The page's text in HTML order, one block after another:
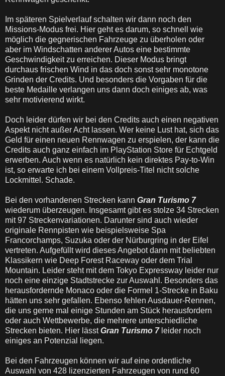
Im späteren Spielverlauf schalten wir dann noch den
Missions-Modus frei. Hier geht es darum, so schnell wie
möglich die gegnerischen Fahrzeuge zu überholen oder
aber im Windschatten anderer Autos eine bestimmte
Geschwindigkeit zu erreichen. Dieser Modus bringt
durchaus frischen Wind in das doch sonst sehr monotone
Grinden der Credits. Und besonders die Vorgaben für die
beste Medaille verlangen uns dann doch einiges ab, was
sehr motivierend wirkt.
Doch leider dürfen wir bei den Credits auch einen negativen
Aspekt nicht außer Acht lassen. Wer keine Lust hat, sich das
Geld für einen neuen Rennwagen zu erspielen, der kann die
Credits auch ganz einfach im PlayStation Store für Echtgeld
erwerben. Auch wenn es natürlich kein direktes Pay-to-Win
ist, so erwarte ich bei einem Vollpreis-Titel nicht solche
Lockmittel. Schade.
Bei den vorhandenen Strecken kann Gran Turismo 7
wiederum überzeugen. Insgesamt gibt es stolze 34 Strecken
mit 97 Streckenvariationen. Darunter sind auch wieder
originale Rennpisten wie beispielsweise Spa
Francorchamps, Suzuka oder der Nürburgring in der Eifel
vertreten. Aufgefüllt wird dieses Angebot dann mit beliebten
Klassikern wie Deep Forest Raceway oder dem Trial
Mountain. Leider steht mit dem Tokyo Expressway leider nur
noch eine einzige Stadtstrecke zur Auswahl. Besonders das
herausfordernde Monaco oder die Formel 1-Strecke in Baku
hätten uns sehr gefallen. Ebenso fehlen Ausdauer-Rennen,
die uns gerne mal einige Stunden am Stück herausfordern
oder auch Wettbewerbe, die mehrere unterschiedliche
Strecken bieten. Hier lässtGran Turismo 7leider noch
einiges an Potenzial liegen.
Bei den Fahrzeugen können wir auf eine ordentliche
Auswahl von 428 lizenzierten Fahrzeugen von rund 60